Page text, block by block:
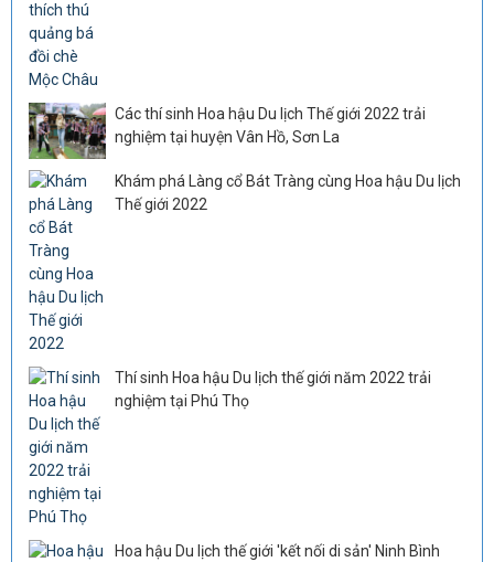
Các thí sinh Hoa hậu Du lịch Thế giới 2022 trải
nghiệm tại huyện Vân Hồ, Sơn La
Khám phá Làng cổ Bát Tràng cùng Hoa hậu Du lịch
Thế giới 2022
Thí sinh Hoa hậu Du lịch thế giới năm 2022 trải
nghiệm tại Phú Thọ
Hoa hậu Du lịch thế giới 'kết nối di sản' Ninh Bình